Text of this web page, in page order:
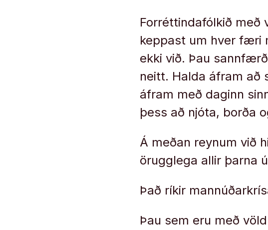
Forréttindafólkið með
keppast um hver færi
ekki við. Þau
neitt. Halda áfram að
áfram með daginn
þess að njóta, borða
Á meðan reynum við
örugglega allir þarna
Það ríkir
Þau sem eru með